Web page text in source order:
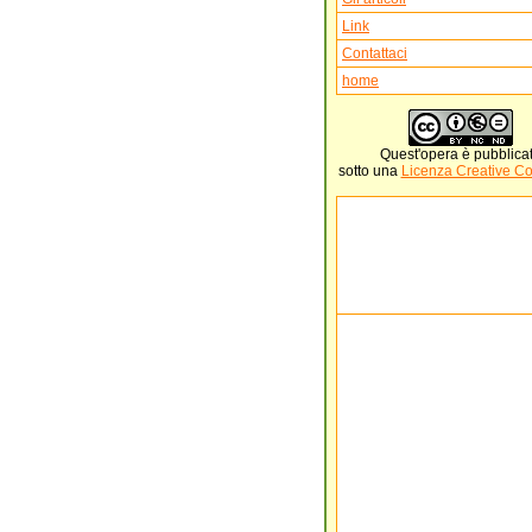
Link
Contattaci
home
Quest'opera è
sotto una Licenza Creative